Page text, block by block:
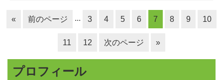
« 前のページ ... 3 4 5 6 7 8 9 10
11 12 次のページ »
プロフィール